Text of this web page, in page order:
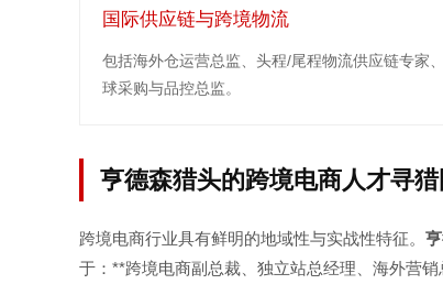
国际供应链与跨境物流
包括海外仓运营总监、头程/尾程物流供应链专家
球采购与品控总监。
亨德森猎头的跨境电商人才寻
跨境电商行业具有鲜明的地域性与实战性特征。
于：**跨境电商副总裁、独立站总经理、海外营